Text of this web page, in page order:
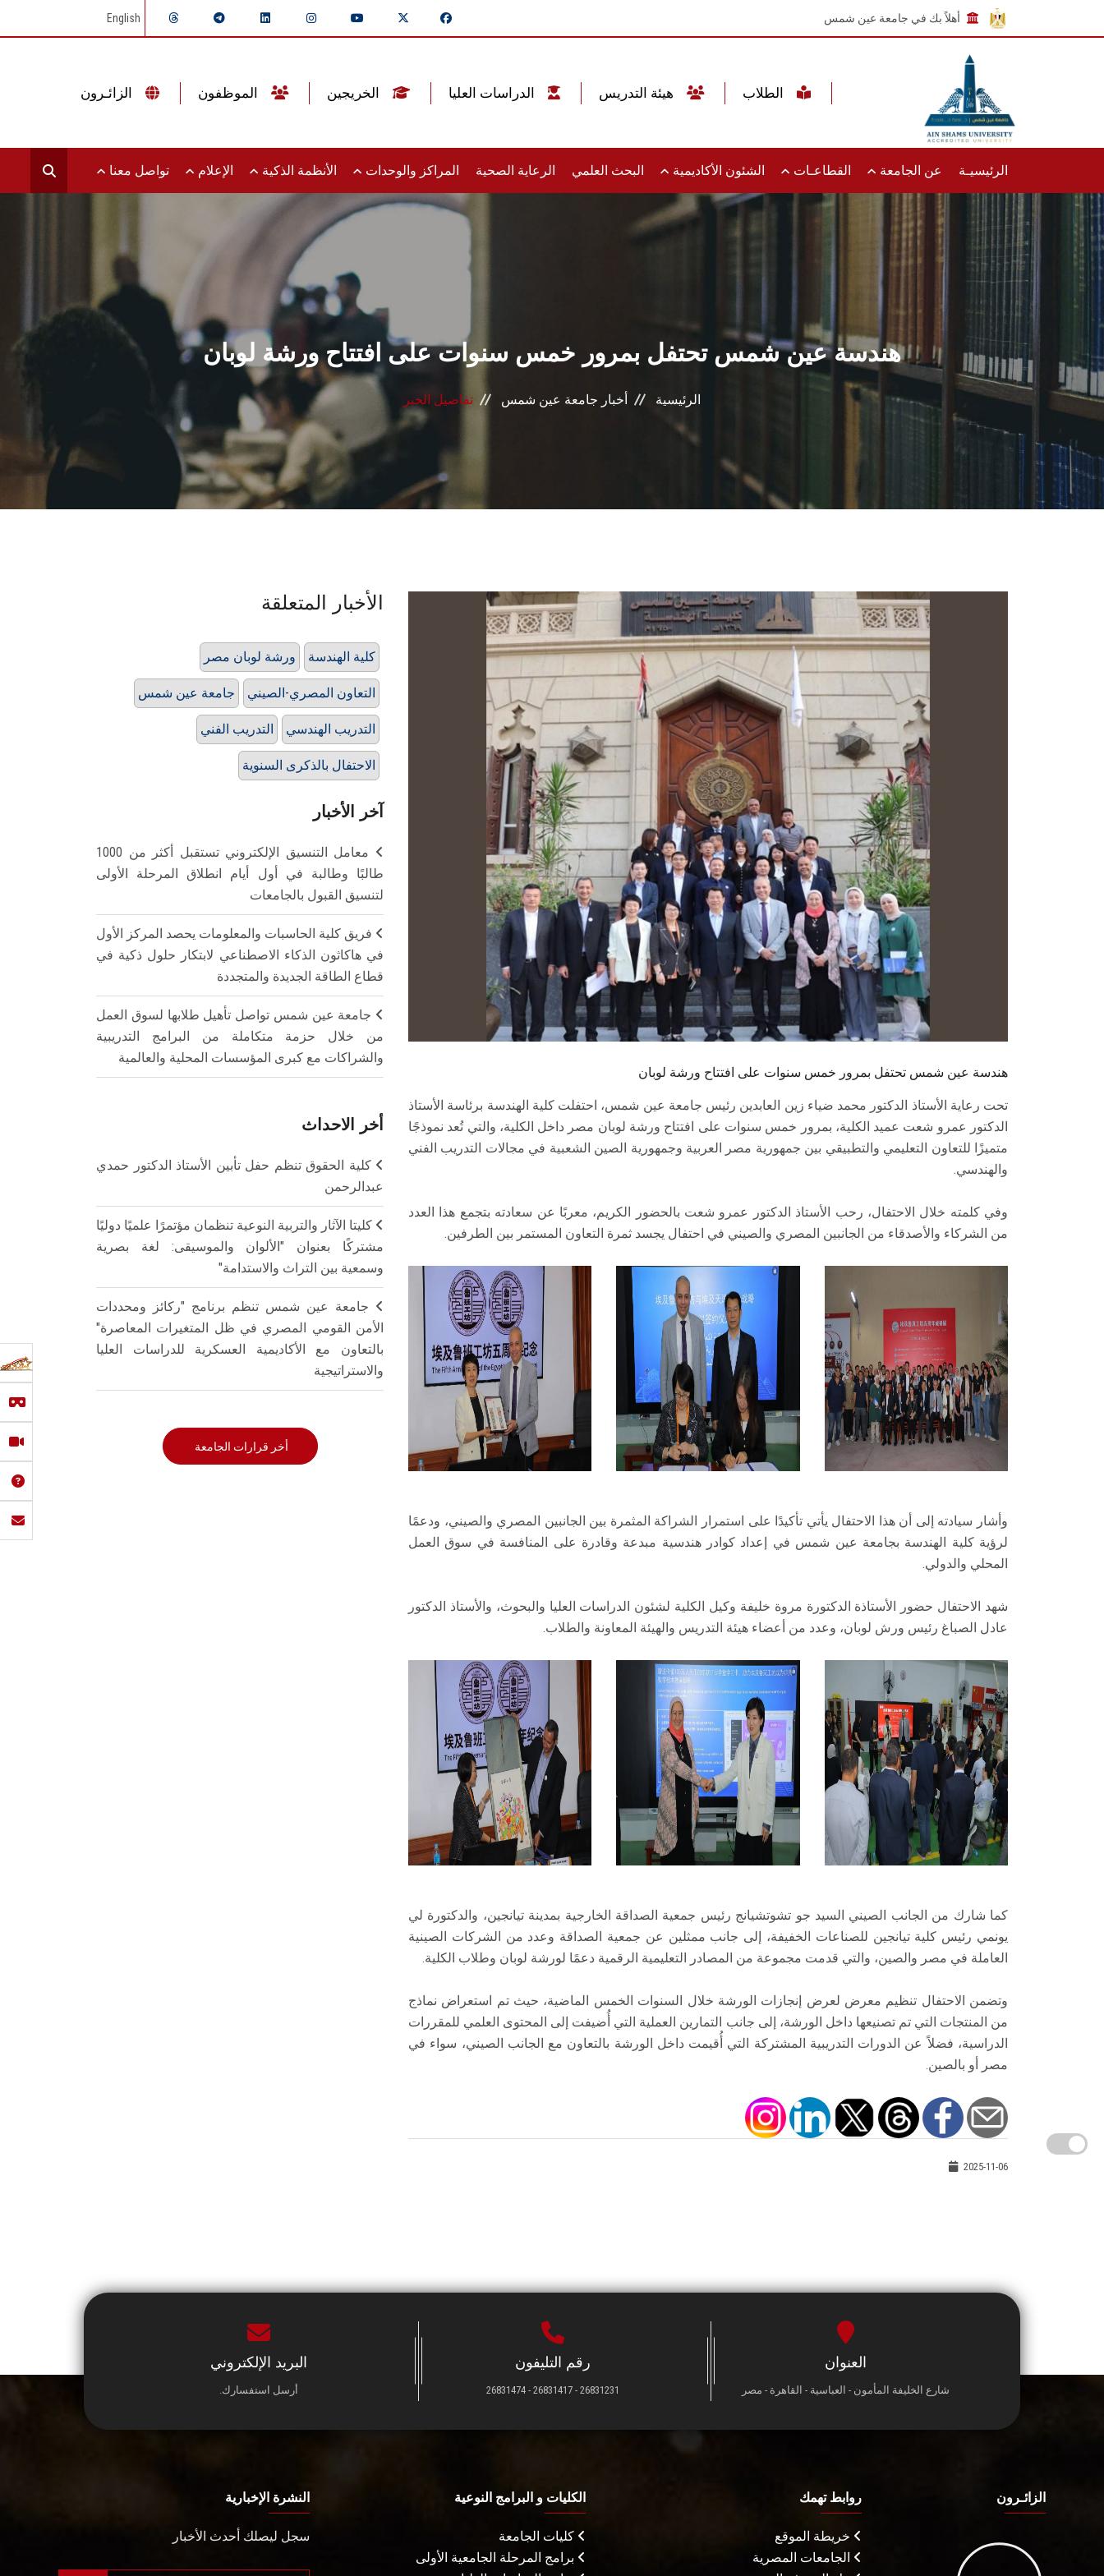
أهلاً بك في جامعة عين شمس English
الرئيسيـة عن الجامعة القطاعـات الشئون الأكاديمية البحث العلمي الرعاية الصحية المراكز والوحدات الأنظمة الذكية الإعلام تواصل معنا
هندسة عين شمس تحتفل بمرور خمس سنوات على افتتاح ورشة لوبان
الرئيسية أخبار جامعة عين شمس تفاصيل الخبر
هندسة عين شمس تحتفل بمرور خمس سنوات على افتتاح ورشة لوبان
تحت رعاية الأستاذ الدكتور محمد ضياء زين العابدين رئيس جامعة عين شمس، احتفلت كلية الهندسة برئاسة الأستاذ
الدكتور عمرو شعت عميد الكلية، بمرور خمس سنوات على افتتاح ورشة لوبان مصر داخل الكلية، والتي تُعد نموذجًا
متميزًا للتعاون التعليمي والتطبيقي بين جمهورية مصر العربية وجمهورية الصين الشعبية في مجالات التدريب الفني
والهندسي.
وفي كلمته خلال الاحتفال، رحب الأستاذ الدكتور عمرو شعت بالحضور الكريم، معربًا عن سعادته بتجمع هذا العدد
من الشركاء والأصدقاء من الجانبين المصري والصيني في احتفال يجسد ثمرة التعاون المستمر بين الطرفين.
وأشار سيادته إلى أن هذا الاحتفال يأتي تأكيدًا على استمرار الشراكة المثمرة بين الجانبين المصري والصيني، ودعمًا
لرؤية كلية الهندسة بجامعة عين شمس في إعداد كوادر هندسية مبدعة وقادرة على المنافسة في سوق العمل
المحلي والدولي.
شهد الاحتفال حضور الأستاذة الدكتورة مروة خليفة وكيل الكلية لشئون الدراسات العليا والبحوث، والأستاذ الدكتور
عادل الصباغ رئيس ورش لوبان، وعدد من أعضاء هيئة التدريس والهيئة المعاونة والطلاب.
كما شارك من الجانب الصيني السيد جو تشوتشيانج رئيس جمعية الصداقة الخارجية بمدينة تيانجين، والدكتورة لي
يونمي رئيس كلية تيانجين للصناعات الخفيفة، إلى جانب ممثلين عن جمعية الصداقة وعدد من الشركات الصينية
العاملة في مصر والصين، والتي قدمت مجموعة من المصادر التعليمية الرقمية دعمًا لورشة لوبان وطلاب الكلية.
وتضمن الاحتفال تنظيم معرض لعرض إنجازات الورشة خلال السنوات الخمس الماضية، حيث تم استعراض نماذج
من المنتجات التي تم تصنيعها داخل الورشة، إلى جانب التمارين العملية التي أُضيفت إلى المحتوى العلمي للمقررات
الدراسية، فضلاً عن الدورات التدريبية المشتركة التي أُقيمت داخل الورشة بالتعاون مع الجانب الصيني، سواء في
مصر أو بالصين.
2025-11-06
الأخبار المتعلقة
ورشة لوبان مصر كلية الهندسة
جامعة عين شمس التعاون المصري-الصيني
التدريب الفني التدريب الهندسي
الاحتفال بالذكرى السنوية
آخر الأخبار
معامل التنسيق الإلكتروني تستقبل أكثر من 1000
طالبًا وطالبة في أول أيام انطلاق المرحلة الأولى
لتنسيق القبول بالجامعات
فريق كلية الحاسبات والمعلومات يحصد المركز الأول
في هاكاثون الذكاء الاصطناعي لابتكار حلول ذكية في
قطاع الطاقة الجديدة والمتجددة
جامعة عين شمس تواصل تأهيل طلابها لسوق العمل
من خلال حزمة متكاملة من البرامج التدريبية
والشراكات مع كبرى المؤسسات المحلية والعالمية
أخر الاحداث
كلية الحقوق تنظم حفل تأبين الأستاذ الدكتور حمدي
عبدالرحمن
كليتا الآثار والتربية النوعية تنظمان مؤتمرًا علميًا دوليًا
مشتركًا بعنوان "الألوان والموسيقى: لغة بصرية
وسمعية بين التراث والاستدامة"
جامعة عين شمس تنظم برنامج "ركائز ومحددات
الأمن القومي المصري في ظل المتغيرات المعاصرة"
بالتعاون مع الأكاديمية العسكرية للدراسات العليا
والاستراتيجية
أخر قرارات الجامعة
العنوان
شارع الخليفة المأمون - العباسية - القاهرة - مصر
رقم التليفون
26831231 - 26831417 - 26831474
البريد الإلكتروني
أرسل استفسارك.
الزائـرون روابط تهمك
خريطة الموقع
الجامعات المصرية
الكليات و البرامج النوعية
كليات الجامعة
برامج المرحلة الجامعية الأولى
النشرة الإخبارية
سجل ليصلك أحدث الأخبار